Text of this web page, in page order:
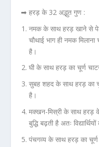
➡ हरड़ के 32 अद्भुत गुण :
नमक के साथ हरड़ खाने से
चौथाई भाग ही नमक
है।
घी के साथ हरड़ का चूर्ण
सुबह शहद के साथ हरड़ का
है।
मक्खन-मिस्री के साथ हरड़
बुद्धि बढ़ती है अतः
पंचगव्य के साथ हरड़ का